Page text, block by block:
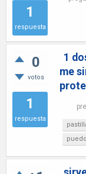
1
respuesta
0
votos
1
respuesta
1
me